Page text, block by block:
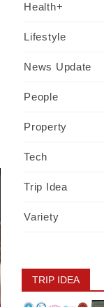
Health+
Lifestyle
News Update
People
Property
Tech
Trip Idea
Variety
TRIP IDEA